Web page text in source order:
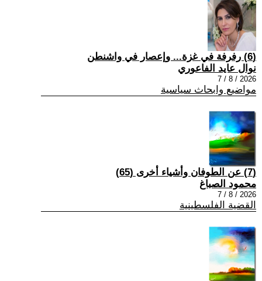
(6) رفرفة في غزة... وإعصار في واشنطن
نوال عايد الفاعوري
2026 / 8 / 7
مواضيع وابحاث سياسية
(7) عن الطوفان وأشياء أخرى (65)
محمود الصباغ
2026 / 8 / 7
القضية الفلسطينية